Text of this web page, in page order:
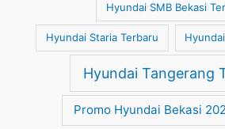
Hyundai SMB Bekasi
Hyundai Staria Terbaru
Hyundai Tangerang
Promo Hyundai Bekasi